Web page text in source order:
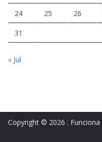
24 25 26
31
« Jul
Copyright © 2026 . Funciona